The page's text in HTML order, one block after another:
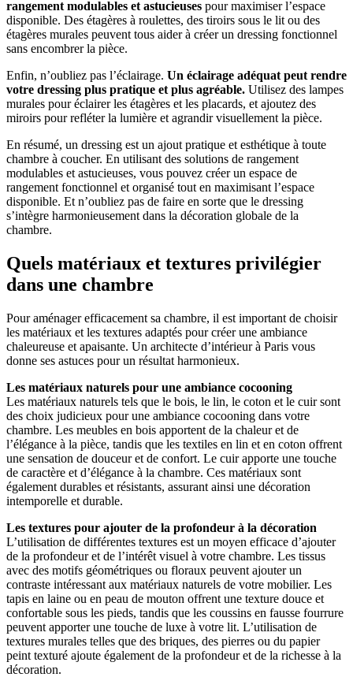
rangement modulables et astucieuses pour maximiser l’espace
disponible. Des étagères à roulettes, des tiroirs sous le lit ou des
étagères murales peuvent tous aider à créer un dressing fonctionnel
sans encombrer la pièce.
Enfin, n’oubliez pas l’éclairage. Un éclairage adéquat peut rendre
votre dressing plus pratique et plus agréable. Utilisez des lampes
murales pour éclairer les étagères et les placards, et ajoutez des
miroirs pour refléter la lumière et agrandir visuellement la pièce.
En résumé, un dressing est un ajout pratique et esthétique à toute
chambre à coucher. En utilisant des solutions de rangement
modulables et astucieuses, vous pouvez créer un espace de
rangement fonctionnel et organisé tout en maximisant l’espace
disponible. Et n’oubliez pas de faire en sorte que le dressing
s’intègre harmonieusement dans la décoration globale de la
chambre.
Quels matériaux et textures privilégier
dans une chambre
Pour aménager efficacement sa chambre, il est important de choisir
les matériaux et les textures adaptés pour créer une ambiance
chaleureuse et apaisante. Un architecte d’intérieur à Paris vous
donne ses astuces pour un résultat harmonieux.
Les matériaux naturels pour une ambiance cocooning
Les matériaux naturels tels que le bois, le lin, le coton et le cuir sont
des choix judicieux pour une ambiance cocooning dans votre
chambre. Les meubles en bois apportent de la chaleur et de
l’élégance à la pièce, tandis que les textiles en lin et en coton offrent
une sensation de douceur et de confort. Le cuir apporte une touche
de caractère et d’élégance à la chambre. Ces matériaux sont
également durables et résistants, assurant ainsi une décoration
intemporelle et durable.
Les textures pour ajouter de la profondeur à la décoration
L’utilisation de différentes textures est un moyen efficace d’ajouter
de la profondeur et de l’intérêt visuel à votre chambre. Les tissus
avec des motifs géométriques ou floraux peuvent ajouter un
contraste intéressant aux matériaux naturels de votre mobilier. Les
tapis en laine ou en peau de mouton offrent une texture douce et
confortable sous les pieds, tandis que les coussins en fausse fourrure
peuvent apporter une touche de luxe à votre lit. L’utilisation de
textures murales telles que des briques, des pierres ou du papier
peint texturé ajoute également de la profondeur et de la richesse à la
décoration.